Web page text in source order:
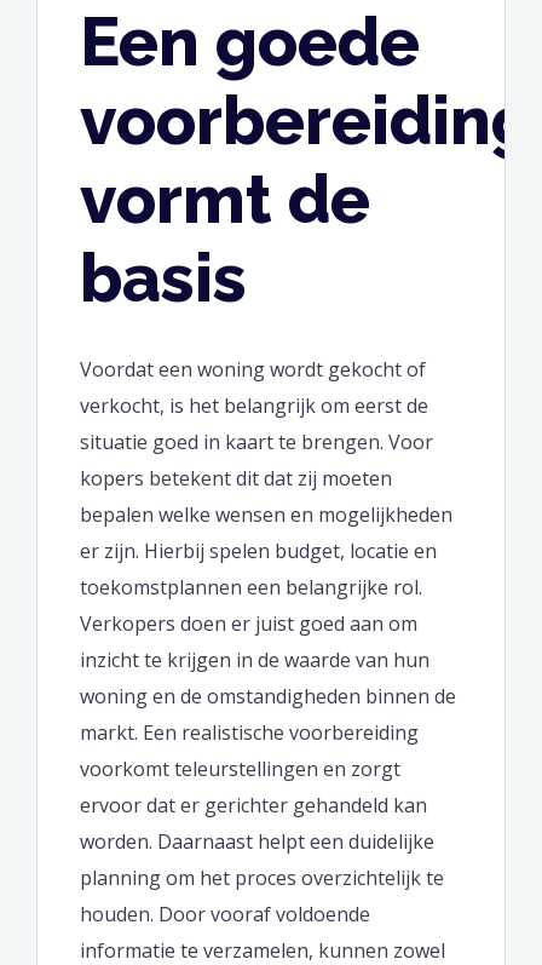
Een goede
voorbereiding
vormt de
basis
Voordat een woning wordt gekocht of
verkocht, is het belangrijk om eerst de
situatie goed in kaart te brengen. Voor
kopers betekent dit dat zij moeten
bepalen welke wensen en mogelijkheden
er zijn. Hierbij spelen budget, locatie en
toekomstplannen een belangrijke rol.
Verkopers doen er juist goed aan om
inzicht te krijgen in de waarde van hun
woning en de omstandigheden binnen de
markt. Een realistische voorbereiding
voorkomt teleurstellingen en zorgt
ervoor dat er gerichter gehandeld kan
worden. Daarnaast helpt een duidelijke
planning om het proces overzichtelijk te
houden. Door vooraf voldoende
informatie te verzamelen, kunnen zowel